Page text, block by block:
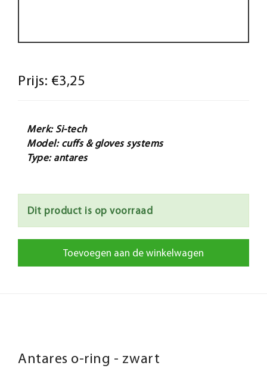
Prijs: €3,25
Merk: Si-tech
Model: cuffs & gloves systems
Type: antares
Dit product is op voorraad
Toevoegen aan de winkelwagen
Antares o-ring - zwart